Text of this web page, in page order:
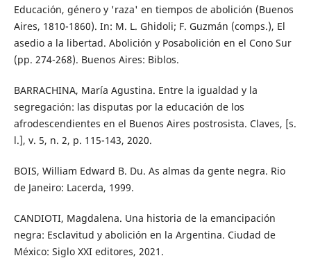
Educación, género y 'raza' en tiempos de abolición (Buenos
Aires, 1810-1860). In: M. L. Ghidoli; F. Guzmán (comps.), El
asedio a la libertad. Abolición y Posabolición en el Cono Sur
(pp. 274-268). Buenos Aires: Biblos.
BARRACHINA, María Agustina. Entre la igualdad y la
segregación: las disputas por la educación de los
afrodescendientes en el Buenos Aires postrosista. Claves, [s.
l.], v. 5, n. 2, p. 115-143, 2020.
BOIS, William Edward B. Du. As almas da gente negra. Rio
de Janeiro: Lacerda, 1999.
CANDIOTI, Magdalena. Una historia de la emancipación
negra: Esclavitud y abolición en la Argentina. Ciudad de
México: Siglo XXI editores, 2021.